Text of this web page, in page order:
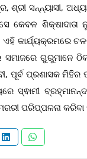
ସନ୍ନ୍ୟାସୀ,
କେବଳ
କାର୍ଯ୍ୟକ୍ରମରେ
ଗୁରୁମାନେ
ପୂର୍ବ ପ୍ରଶାସକ ମିହିର
ସ୍ଵାମୀ
ପରିପ୍ପଳନା କରିବା